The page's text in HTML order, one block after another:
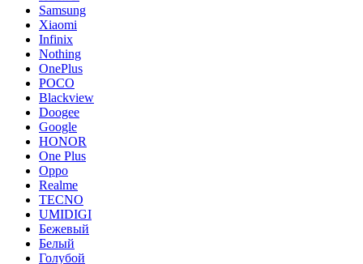
Samsung
Xiaomi
Infinix
Nothing
OnePlus
POCO
Blackview
Doogee
Google
HONOR
One Plus
Oppo
Realme
TECNO
UMIDIGI
Бежевый
Белый
Голубой